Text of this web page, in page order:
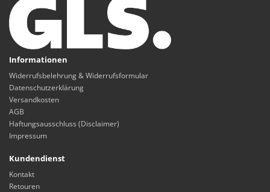
Informationen
Widerrufsbelehrung & Widerrufsformular
Datenschutzerklärung
Versandkosten
AGB
Haftungsausschluss (Disclaimer)
Impressum
Kundendienst
Kontakt
Retouren